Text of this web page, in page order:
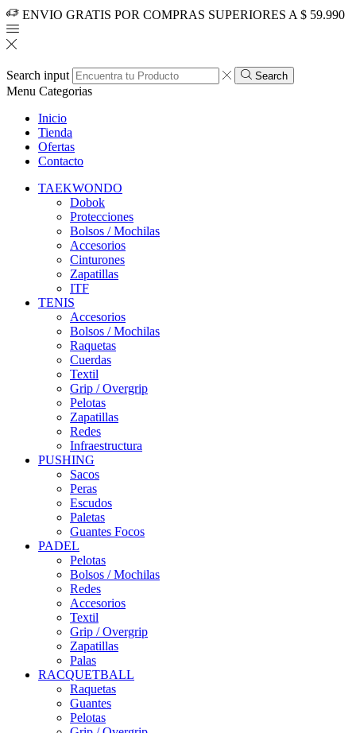
ENVIO GRATIS POR COMPRAS SUPERIORES A $ 59.990
Search input Search
Menu Categorias
Inicio
Tienda
Ofertas
Contacto
TAEKWONDO
Dobok
Protecciones
Bolsos / Mochilas
Accesorios
Cinturones
Zapatillas
ITF
TENIS
Accesorios
Bolsos / Mochilas
Raquetas
Cuerdas
Textil
Grip / Overgrip
Pelotas
Zapatillas
Redes
Infraestructura
PUSHING
Sacos
Peras
Escudos
Paletas
Guantes Focos
PADEL
Pelotas
Bolsos / Mochilas
Redes
Accesorios
Textil
Grip / Overgrip
Zapatillas
Palas
RACQUETBALL
Raquetas
Guantes
Pelotas